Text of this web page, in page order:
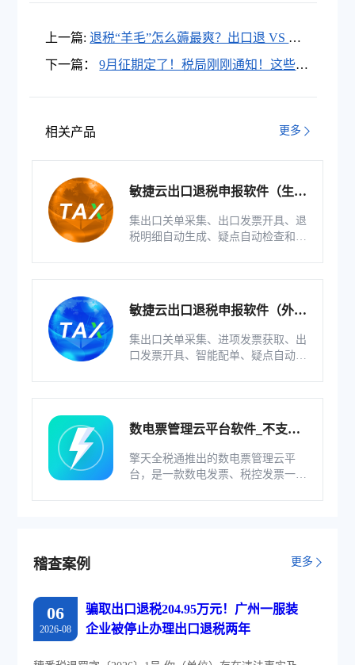
上一篇: 退税“羊毛”怎么薅最爽？出口退 VS 留
抵退，Pick谁？
下一篇：
9月征期定了！税局刚刚通知！这些申
相关产品 更多
敏捷云出口退税申报软件（生产
集出口关单采集、出口发票开具、退
税明细自动生成、疑点自动检查和调
敏捷云出口退税申报软件（外贸
集出口关单采集、进项发票获取、出
口发票开具、智能配单、疑点自动检
数电票管理云平台软件_不支持
擎天全税通推出的数电票管理云平
台，是一款数电发票、税控发票一体
稽查案例 更多
06
2026-08
骗取出口退税204.95万元！广州一服装
企业被停止办理出口退税两年